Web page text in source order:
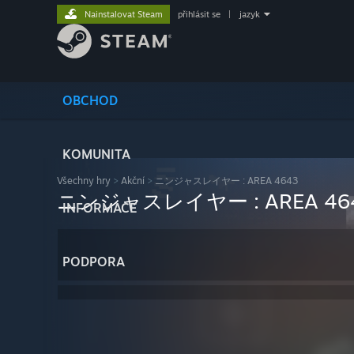
OBCHOD
KOMUNITA
INFORMACE
PODPORA
Nainstalovat Steam přihlásit se jazyk
Všechny hry > Akční > ニンジャスレイヤー : AREA 4643
ニンジャスレイヤー : AREA